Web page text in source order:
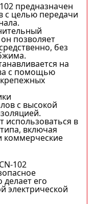
предназначен
с целью передачи
позволяет
без
на
с помощью
с высокой
использоваться в
включая
102
его
электрической